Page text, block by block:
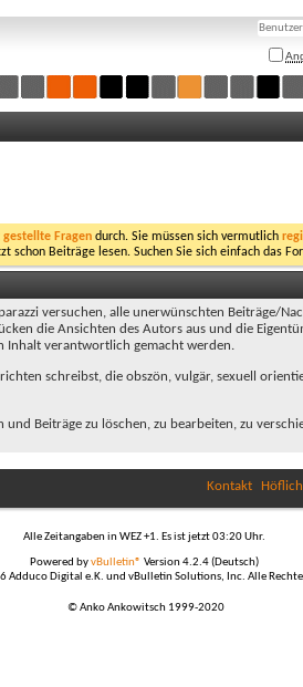
Fragen durch. Sie müssen sich vermutlich
schon Beiträge lesen. Suchen Sie sich einfach das
versuchen, alle unerwünschten Beiträge/
die Ansichten des Autors aus und die
Inhalt verantwortlich gemacht werden.
schreibst, die obszön, vulgär, sexuell
Beiträge zu löschen, zu bearbeiten, zu
Kontakt
Alle Zeitangaben in WEZ +1. Es ist jetzt03:20Uhr.
Powered byvBulletin® Version 4.2.4 (Deutsch)
Adduco Digital e.K. und vBulletin Solutions, Inc. Alle
© Anko Ankowitsch 1999-2020